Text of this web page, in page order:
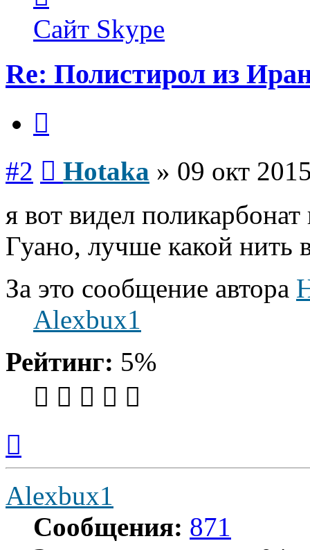
пользователя
Hotaka
Сайт Skype
Re: Полистирол из
#2 Hotaka » 09 окт
я вот видел
Гуано, лучше какой нить
За это сообщение автора
Alexbux1
Рейтинг: 5%
началу
Alexbux1
Сообщения: 871